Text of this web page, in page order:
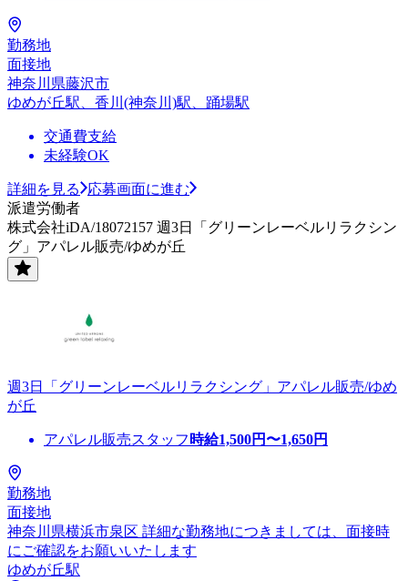
勤務地
面接地
神奈川県藤沢市
ゆめが丘駅、香川(神奈川)駅、踊場駅
交通費支給
未経験OK
詳細を見る
応募画面に進む
派遣労働者
株式会社iDA/18072157 週3日「グリーンレーベルリラクシン
グ」アパレル販売/ゆめが丘
週3日「グリーンレーベルリラクシング」アパレル販売/ゆめ
が丘
アパレル販売スタッフ 時給1,500円〜1,650円
勤務地
面接地
神奈川県横浜市泉区 詳細な勤務地につきましては、面接時
にご確認をお願いいたします
ゆめが丘駅